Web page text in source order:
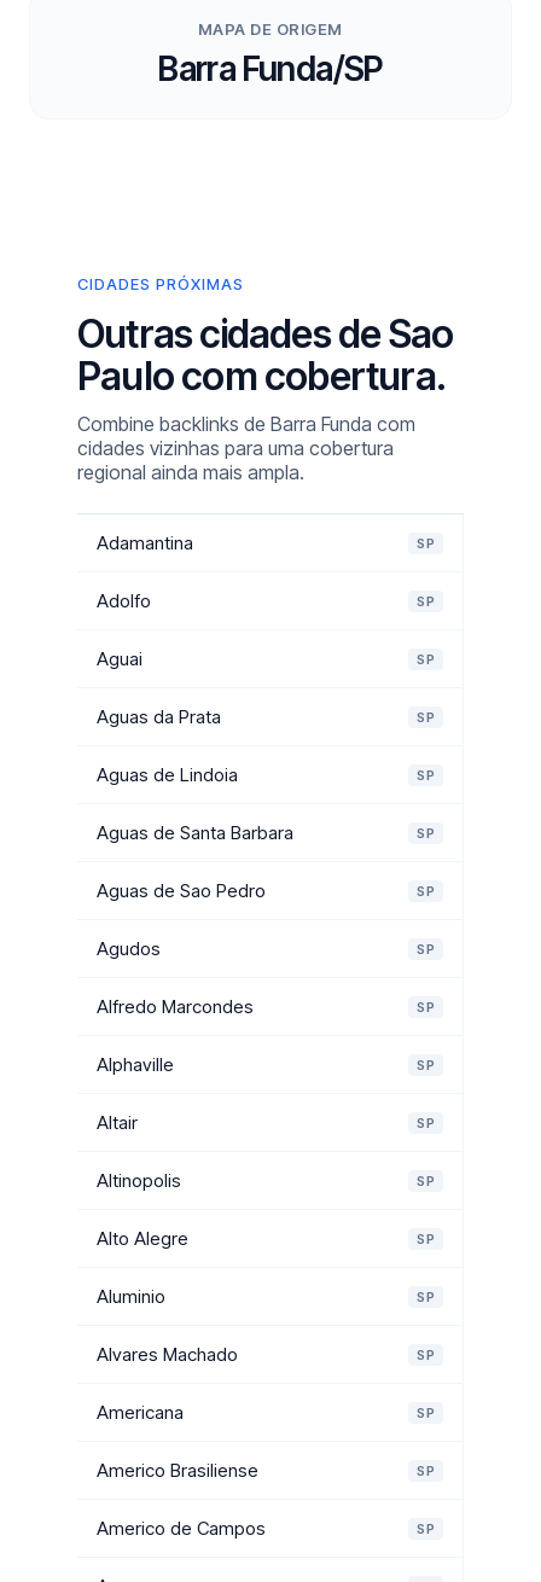
MAPA DE ORIGEM
Barra Funda/SP
CIDADES PRÓXIMAS
Outras cidades de Sao
Paulo com cobertura.
Combine backlinks de Barra Funda com
cidades vizinhas para uma cobertura
regional ainda mais ampla.
Adamantina SP
Adolfo SP
Aguai SP
Aguas da Prata SP
Aguas de Lindoia SP
Aguas de Santa Barbara SP
Aguas de Sao Pedro SP
Agudos SP
Alfredo Marcondes SP
Alphaville SP
Altair SP
Altinopolis SP
Alto Alegre SP
Aluminio SP
Alvares Machado SP
Americana SP
Americo Brasiliense SP
Americo de Campos SP